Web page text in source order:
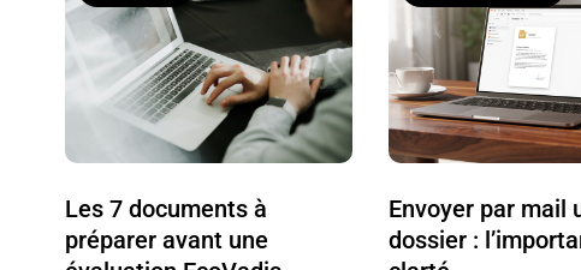
Les 7 documents à
préparer avant une
Envoyer par mail
dossier :